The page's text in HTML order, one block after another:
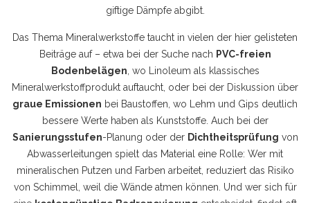
giftige Dämpfe abgibt.
Das Thema Mineralwerkstoffe taucht in vielen der hier gelisteten
Beiträge auf – etwa bei der Suche nach PVC-freien
Bodenbelägen , wo Linoleum als klassisches
Mineralwerkstoffprodukt auftaucht, oder bei der Diskussion über
graue Emissionen bei Baustoffen, wo Lehm und Gips deutlich
bessere Werte haben als Kunststoffe. Auch bei der
Sanierungsstufen-Planung oder der Dichtheitsprüfung von
Abwasserleitungen spielt das Material eine Rolle: Wer mit
mineralischen Putzen und Farben arbeitet, reduziert das Risiko
von Schimmel, weil die Wände atmen können. Und wer sich für